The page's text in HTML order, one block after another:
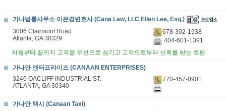
가나법률사무소 이은경변호사 (Cana Law, LLC Ellen Lee, Esq.)
3006 Clairmont Road
Atlanta, GA 30329
678-302-1938
404-601-1391
처음부터 끝까지 고객을 우선으로 섬기고 고객으로부터 신뢰를 받는 로펌
가나안 엔터프라이즈 (CANAAN ENTERPRISES)
3246 OACLIFF INDUSTRIAL ST.
ATLANTA, GA 30340
770-457-0901
가나안 택시 (Canaan Taxi)